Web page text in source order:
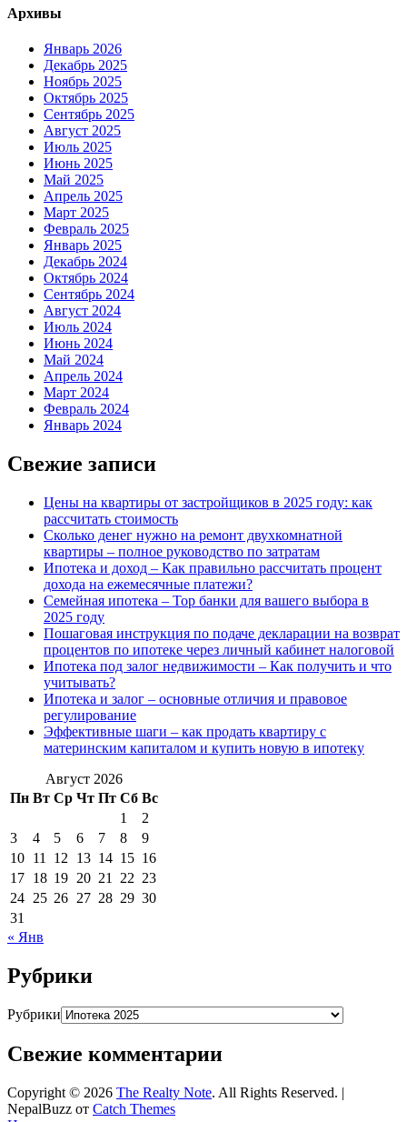
Архивы
Январь 2026
Декабрь 2025
Ноябрь 2025
Октябрь 2025
Сентябрь 2025
Август 2025
Июль 2025
Июнь 2025
Май 2025
Апрель 2025
Март 2025
Февраль 2025
Январь 2025
Декабрь 2024
Октябрь 2024
Сентябрь 2024
Август 2024
Июль 2024
Июнь 2024
Май 2024
Апрель 2024
Март 2024
Февраль 2024
Январь 2024
Свежие записи
Цены на квартиры от застройщиков в 2025 году: как
рассчитать стоимость
Сколько денег нужно на ремонт двухкомнатной
квартиры – полное руководство по затратам
Ипотека и доход – Как правильно рассчитать процент
дохода на ежемесячные платежи?
Семейная ипотека – Top банки для вашего выбора в
2025 году
Пошаговая инструкция по подаче декларации на возврат
процентов по ипотеке через личный кабинет налоговой
Ипотека под залог недвижимости – Как получить и что
учитывать?
Ипотека и залог – основные отличия и правовое
регулирование
Эффективные шаги – как продать квартиру с
материнским капиталом и купить новую в ипотеку
Август 2026
Пн Вт Ср Чт Пт Сб Вс
1
2
3
4 5 6 7 8
9
10 11 12 13 14 15 16
17 18 19 20 21 22 23
24 25 26 27 28 29 30
31
« Янв
Рубрики
Рубрики
Свежие комментарии
Copyright © 2026 The Realty Note. All Rights Reserved. |
NepalBuzz от Catch Themes